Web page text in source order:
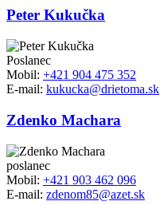
Peter Kukučka
Poslanec
Mobil: +421 904 475 352
E-mail: kukucka@drietoma.sk
Zdenko Machara
poslanec
Mobil: +421 903 462 096
E-mail: zdenom85@azet.sk